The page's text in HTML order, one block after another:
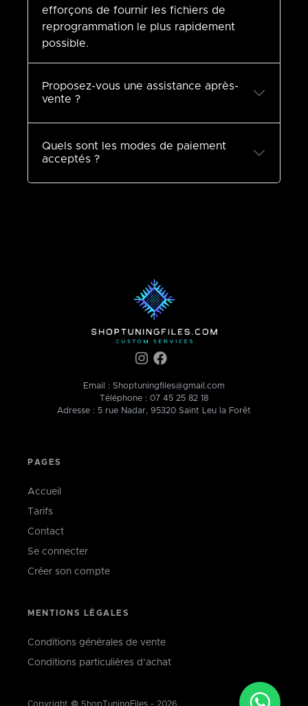
efforçons de fournir les fichiers de
reprogrammation le plus rapidement
possible.
Proposez-vous une assistance après-
vente ?
Quels sont les modes de paiement
acceptés ?
Email : Shoptuningfiles@gmail.com
Téléphone : 07 45 25 82 18
Adresse : 5 rue Nadar, 95320 Saint Leu la Forêt
PAGES
Accueil
Tarifs
Contact
Se connecter
Créer son compte
MENTIONS LÉGALES
Conditions générales de vente
Conditions particulières d’achat